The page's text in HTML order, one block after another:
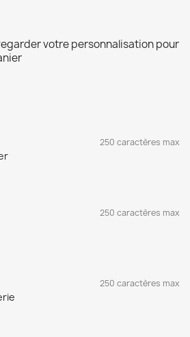
votre personnalisation pour
250 caractères max
250 caractères max
250 caractères max